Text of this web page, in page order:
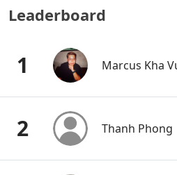
Leaderboard
1 Marcus Kha
2 Thanh Phong